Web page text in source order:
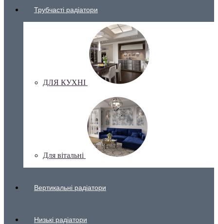
Трубчасті радіатори
ДЛЯ КУХНІ
Для вітальні
Вертикальні радіатори
Низькі радіатори